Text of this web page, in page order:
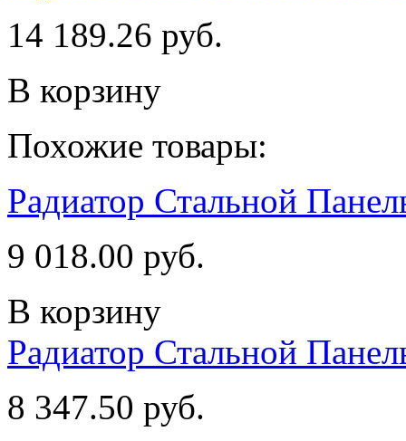
14 189.26 руб.
В корзину
Похожие товары:
Радиатор Стальной
9 018.00 руб.
В корзину
Радиатор Стальной
8 347.50 руб.